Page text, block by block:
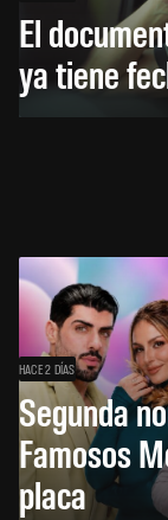
El
ya tiene
HACE 2 DÍAS
Segunda
Famosos
placa